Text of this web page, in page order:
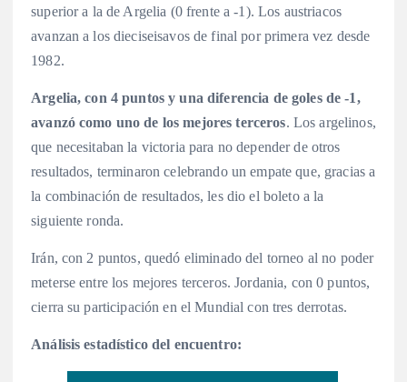
superior a la de Argelia (0 frente a -1). Los austriacos
avanzan a los dieciseisavos de final por primera vez desde
1982.
Argelia, con 4 puntos y una diferencia de goles de -1,
avanzó como uno de los mejores terceros. Los argelinos,
que necesitaban la victoria para no depender de otros
resultados, terminaron celebrando un empate que, gracias a
la combinación de resultados, les dio el boleto a la
siguiente ronda.
Irán, con 2 puntos, quedó eliminado del torneo al no poder
meterse entre los mejores terceros. Jordania, con 0 puntos,
cierra su participación en el Mundial con tres derrotas.
Análisis estadístico del encuentro: